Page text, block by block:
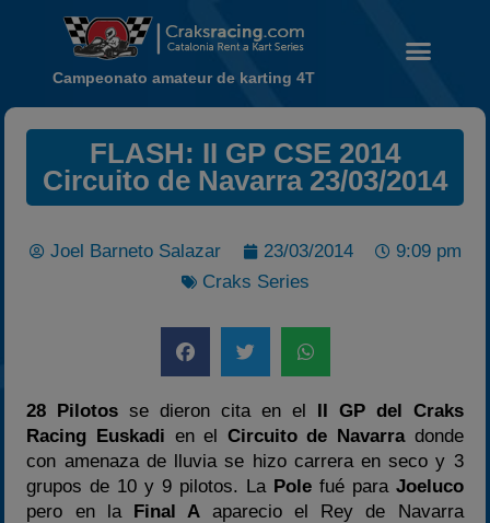
Noticias
Calendario
Temporada 2026
Campeonato
2022
2023
2024
2025
Campeonato amateur de karting 4T
FLASH: II GP CSE 2014
Circuito de Navarra 23/03/2014
Joel Barneto Salazar 23/03/2014
9:09 pm
Craks Series
28 Pilotos se dieron cita en el II GP del Craks
Racing Euskadi en el Circuito de Navarradonde
con amenaza de lluvia se hizo carrera en seco y 3
grupos de 10 y 9 pilotos. La Pole fué para Joeluco
pero en la Final Aaparecio el Rey de Navarra